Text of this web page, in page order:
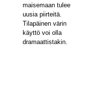
maisemaan tulee
uusia piirteitä.
Tilapäinen värin
käyttö voi olla
dramaattistakin.